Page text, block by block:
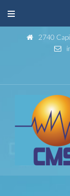
content
2740